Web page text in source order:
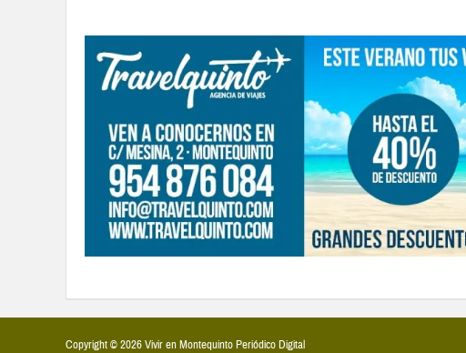
Copyright © 2026 Vivir en Montequinto Periódico Digital